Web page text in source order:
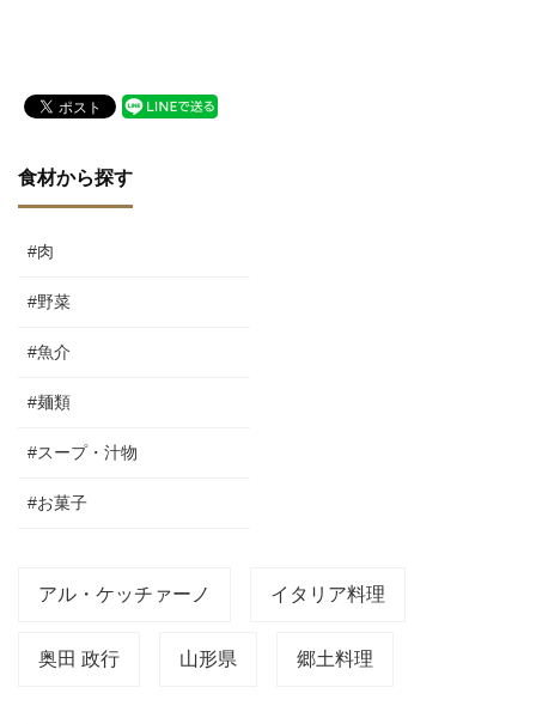
食材から探す
#肉
#野菜
#魚介
#麺類
#スープ・汁物
#お菓子
アル・ケッチァーノ イタリア料理
奥田 政行 山形県 郷土料理